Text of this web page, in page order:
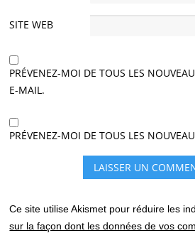
SITE WEB
PRÉVENEZ-MOI DE TOUS LES
E-MAIL.
PRÉVENEZ-MOI DE TOUS LES
Ce site utilise Akismet pour réduire les
sur la façon dont les données de vos